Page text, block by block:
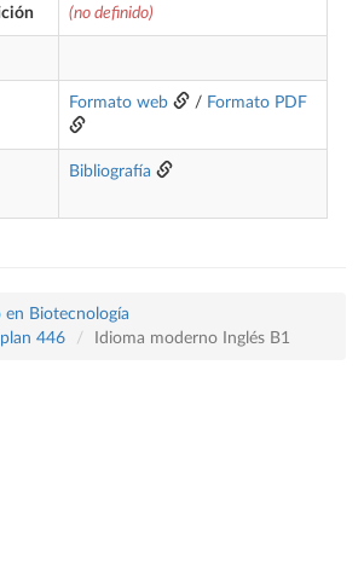
(no definido)
Formato web / Formato PDF
Bibliografía
en Biotecnología
446
Idioma moderno Inglés B1